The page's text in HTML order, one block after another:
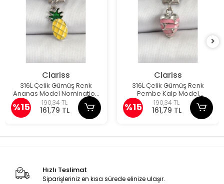
Clariss
316L Çelik Gümüş Renk
Ananas Model Nomination
Charm
%15 190,34 TL
161,79 TL
Clariss
316L Çelik Gümüş Renk
Pembe Kalp Model
Nomination Charm
%15 190,34 TL
161,79 TL
Hızlı Teslimat
Siparişleriniz en kısa sürede elinize ulaşır.